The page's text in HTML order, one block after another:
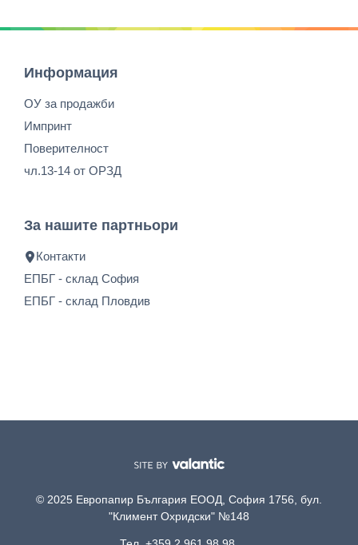
Информация
ОУ за продажби
Импринт
Поверителност
чл.13-14 от ОРЗД
За нашите партньори
Контакти
ЕПБГ - склад София
ЕПБГ - склад Пловдив
© 2025 Европапир България ЕООД, София 1756, бул.
"Климент Охридски" №148